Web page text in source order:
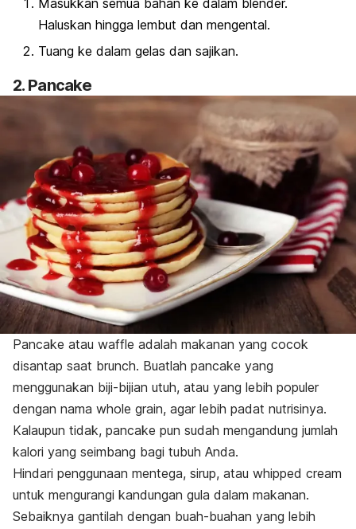
Haluskan hingga lembut dan mengental.
Tuang ke dalam gelas dan sajikan.
2. Pancake
Pancake atau waffle adalah makanan yang cocok
disantap saat brunch. Buatlah pancake yang
menggunakan biji-bijian utuh, atau yang lebih populer
dengan nama whole grain, agar lebih padat nutrisinya.
Kalaupun tidak, pancake pun sudah mengandung jumlah
kalori yang seimbang bagi tubuh Anda.
Hindari penggunaan mentega, sirup, atau whipped cream
untuk mengurangi kandungan gula dalam makanan.
Sebaiknya gantilah dengan buah-buahan yang lebih